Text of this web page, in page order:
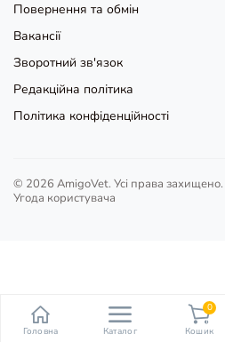
Повернення та обмін
Вакансії
Зворотний зв'язок
Редакційна політика
Політика конфіденційності
© 2026 AmigoVet. Усі права захищено.
Угода користувача
Головна Каталог
0
пункт
Кошик